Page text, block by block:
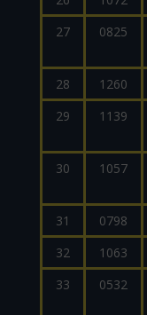
27
0825
28 1260
29
1139
30 1057
31 0798
32
1063
33
0532